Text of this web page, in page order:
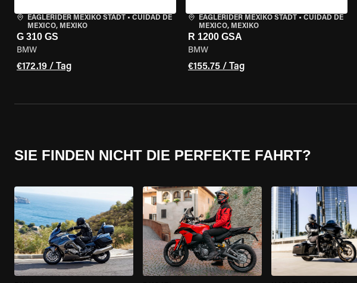
EAGLERIDER MEXIKO STADT • CUIDAD DE
MEXICO, MEXIKO
G 310 GS
BMW
€172.19 / Tag
EAGLERIDER MEXIKO STADT• CUIDAD DE
MEXICO, MEXIKO
R 1200 GSA
BMW
€155.75 / Tag
SIE FINDEN NICHT DIE PERFEKTE FAHRT?